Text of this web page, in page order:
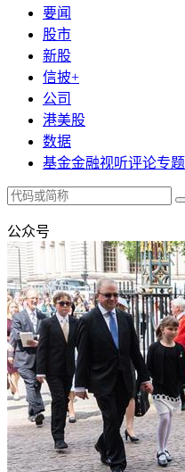
要闻
股市
新股
信披+
公司
港美股
数据
基金金融视听评论专题
公众号